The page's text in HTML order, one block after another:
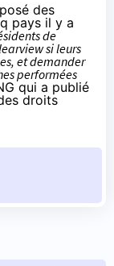
des
pays il y a
de
si leurs
et demander
performées
qui a publié
droits